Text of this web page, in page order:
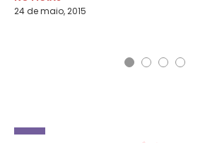
24 de maio, 2015